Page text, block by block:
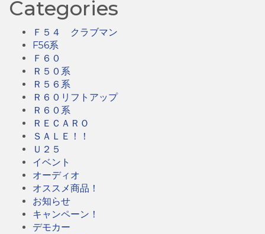
Categories
Ｆ５４ クラブマン
F56系
Ｆ６０
Ｒ５０系
Ｒ５６系
Ｒ６０リフトアップ
Ｒ６０系
ＲＥＣＡＲＯ
ＳＡＬＥ！！
Ｕ２５
イベント
オーディオ
オススメ商品！
お知らせ
キャンペーン！
デモカー